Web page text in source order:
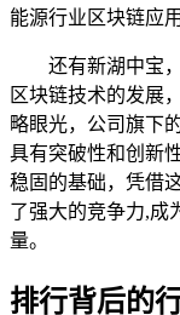
能源行业区块链应
还有新湖中宝
区块链技术的发展
略眼光，公司旗下
具有突破性和创新
稳固的基础，凭借
了强大的竞争力,成
量。
排行背后的